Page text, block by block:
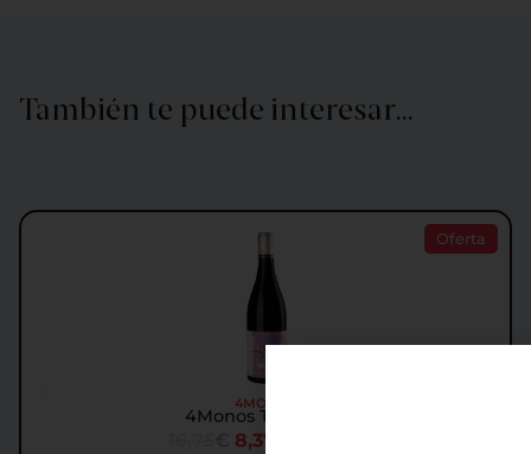
También te puede interesar…
Oferta
4MONOS
4Monos Tinto 2016
8,37